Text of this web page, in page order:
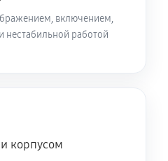
включением,
нестабильной работой
корпусом